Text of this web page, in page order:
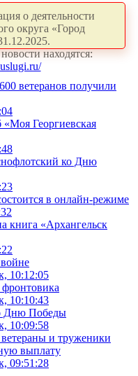
о деятельности
округа «Город
находятся:
ветеранов получили
«Моя Георгиевская
ко Дню
в онлайн-режиме
«Архангельск
10:12:05
10:10:43
Дню Победы
10:09:58
и труженики
выплату
09:51:28